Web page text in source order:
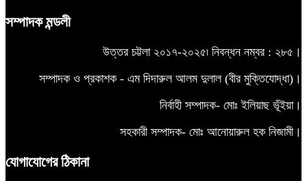
সম্পাদক মন্ডলী
উত্তর চট্টলা ২০১৭-২০২৫৷ নিবন্ধন নম্বর : ২৮৫।
সম্পাদক ও প্রকাশক - এম দিদারুল আলম দুলাল (বীর মুক্তিযোদ্ধা)।
নির্বাহী সম্পাদক- মোঃ ইলিয়াছ ভূঁইয়া।
সহকারী সম্পাদক- মোঃ আনোয়ারুল হক নিজামী।
যোগাযোগের ঠিকানা